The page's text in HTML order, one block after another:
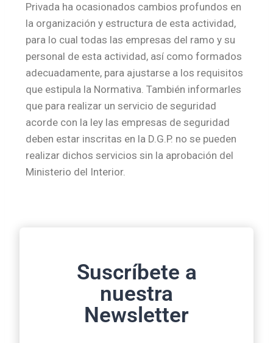
Privada ha ocasionados cambios profundos en
la organización y estructura de esta actividad,
para lo cual todas las empresas del ramo y su
personal de esta actividad, así como formados
adecuadamente, para ajustarse a los requisitos
que estipula la Normativa. También informarles
que para realizar un servicio de seguridad
acorde con la ley las empresas de seguridad
deben estar inscritas en la D.G.P. no se pueden
realizar dichos servicios sin la aprobación del
Ministerio del Interior.
Suscríbete a
nuestra
Newsletter